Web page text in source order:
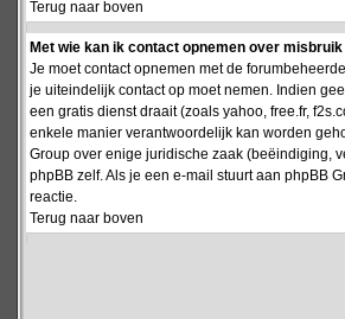
Terug naar boven
Met wie kan ik contact opnemen over
Je moet contact opnemen met de
je uiteindelijk contact op moet nemen. Indien
een gratis dienst draait (zoals yahoo, free.fr,
enkele manier verantwoordelijk kan worden
Group over enige juridische zaak (beëindiging,
phpBB zelf. Als je een e-mail stuurt aan phpBB
reactie.
Terug naar boven